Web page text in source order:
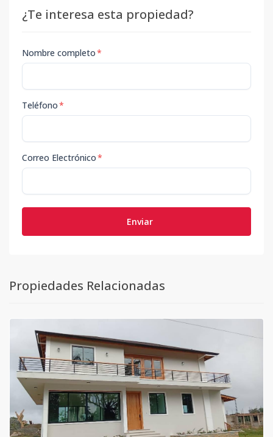
¿Te interesa esta propiedad?
Nombre completo*
Teléfono*
Correo Electrónico*
Enviar
Propiedades Relacionadas